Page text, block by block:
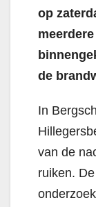
op
de
In
van de
ruiken.